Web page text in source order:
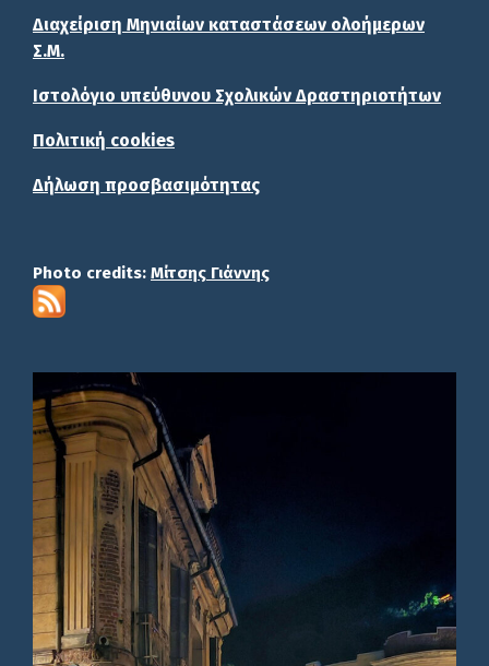
Διαχείριση Μηνιαίων καταστάσεων ολοήμερων
Σ.Μ.
Ιστολόγιο υπεύθυνου Σχολικών Δραστηριοτήτων
Πολιτική cookies
Δήλωση προσβασιμότητας
Photo credits: Μίτσης Γιάννης